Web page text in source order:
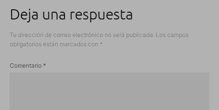
Deja una respuesta
Tu dirección de correo electrónico no será publicada. Los campos
obligatorios están marcados con *
Comentario *